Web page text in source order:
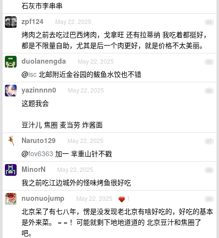
石灰市李串串
84
zpf124 May 22, 2025
烤肉之前去吃过巴西烤肉，戈拿旺 还有拉蒂纳 我吃着都挺好，
都是不限量自助，尤其是后一个肉更好，就是价格不太美丽。
85
duolanengda May 22, 2025
@isc 北邮附近金谷园的鲅鱼水饺也不错
86
yazinnnn0 May 22, 2025
这题我会
豆汁儿 焦圈 麦当劳 炸酱面
87
Naruto129 May 22, 2025
@fov6363 加一 芈重山针不戳
88
MinorN May 22, 2025
我之前吃江边城外的怪味烤鱼很好吃
89
nuonuojump May 22, 2025 1
北京呆了有七八年，愣是没发现老北京有啥好吃的，好吃的基本
是外来菜。 = = ！可能就剩下地地道道的 北京豆汁和焦圈了
吧。